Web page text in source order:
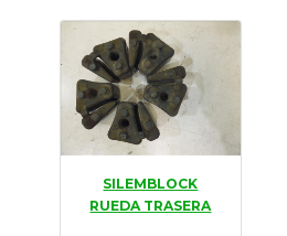
Motores
Nuevos
Motores
Usados
Tasaciones
SILEMBLOCK
RUEDA TRASERA